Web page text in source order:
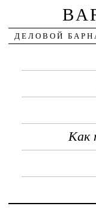
ДЕЛОВОЙ
Как